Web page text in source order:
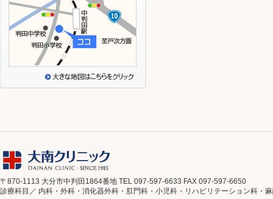
〒870-1113 大分市中判田1864番地 TEL 097-597-6633 FAX 097-597-6650
診療科目／ 内科・外科・消化器外科・肛門科・小児科・リハビリテーション科・